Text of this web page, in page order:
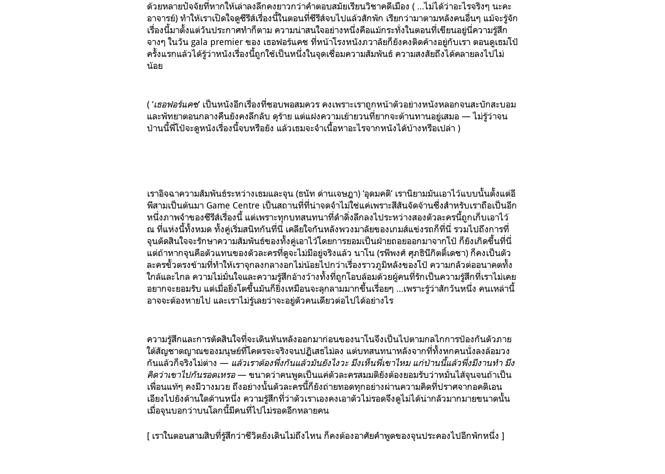
ด้วยหลายปัจจัยที่หากให้เล่าลงลึกคงยาวกว่าคำตอบสมัยเรียนวิชาคดีเมือง ( …ไม่ได้ว่าอะไรจริงๆ นะคะ
อาจารย์) ทำให้เราเปิดใจดูซีรีส์เรื่องนี้ในตอนที่ซีรีส์จบไปแล้วสักพัก เรียกว่ามาตามหลังคนอื่นๆ แม้จะรู้จัก
เรื่องนี้มาตั้งแต่วันประกาศทำก็ตาม ความน่าสนใจอย่างหนึ่งคือแม้กระทั่งในตอนที่เขียนอยู่นี่ความรู้สึก
จางๆ ในวัน gala premier ของ เธอฟอร์แคช ที่หน้าโรงหนังภวาลัยก็ยังคงติดค้างอยู่กับเรา ตอนดูเธมโป้
ครั้งแรกแล้วได้รู้ว่าหนังเรื่องนี้ถูกใช้เป็นหนึ่งในจุดเชื่อมความสัมพันธ์ ความสงสัยถึงได้คลายลงไปไม่
น้อย
( ‘เธอฟอร์แคช’ เป็นหนังอีกเรื่องที่ชอบพอสมควร คงเพราะเราถูกหน้าตัวอย่างหนังหลอกจนสะบักสะบอม
และพัทยาตอนกลางคืนยังคงลึกลับ ดุร้าย แต่แฝงความเย้ายวนที่ยากจะต้านทานอยู่เสมอ — ไม่รู้ว่าจน
ป่านนี้พี่โป้จะดูหนังเรื่องนี้จบหรือยัง แล้วเธมจะจำเนื้อหาอะไรจากหนังได้บ้างหรือเปล่า )
เราอิจฉาความสัมพันธ์ระหว่างเธมและจุน (ธนัท ด่านเจษฎา) ‘อุดมคติ’ เรานิยามมันเอาไว้แบบนั้นตั้งแต่อี
พีสามเป็นต้นมา Game Centre เป็นสถานที่ที่น่าจดจำไม่ใช่แค่เพราะสีสันจัดจ้านซึ่งสำหรับเราถือเป็นอีก
หนึ่งภาพจำของซีรีส์เรื่องนี้ แต่เพราะทุกบทสนทนาที่ดำดิ่งลึกลงไประหว่างสองตัวละครนี้ถูกเก็บเอาไว้
ณ ที่แห่งนี้ทั้งหมด ทั้งคู่เริ่มสนิทกันที่นี่ เคลียใจกันหลังพวงมาลัยของเกมส์แข่งรถก็ที่นี่ รวมไปถึงการที่
จุนตัดสินใจจะรักษาความสัมพันธ์ของทั้งคู่เอาไว้โดยการยอมเป็นฝ่ายถอยออกมาจากโป้ ก็ยังเกิดขึ้นที่นี่
แต่ถ้าหากจุนคือตัวแทนของตัวละครที่ดูจะไม่มีอยู่จริงแล้ว นาโน (รพีพงศ์ ศุภธินีกิตติ์เดชา) ก็คงเป็นตัว
ละครขั้วตรงข้ามที่ทำให้เราจุกลงกลางอกไม่น้อยไปกว่าเรื่องราวภูมิหลังของโป้ ความกลัวต่ออนาคตทั้ง
ใกล้และไกล ความไม่มั่นใจและความรู้สึกอ้างว้างทั้งที่ถูกโอบล้อมด้วยผู้คนที่รักเป็นความรู้สึกที่เราไม่เคย
อยากจะยอมรับ แต่เมื่อยิ่งโตขึ้นมันก็ยิ่งเหมือนจะลุกลามมากขึ้นเรื่อยๆ …เพราะรู้ว่าสักวันหนึ่ง คนเหล่านี้
อาจจะต้องหายไป และเราไม่รู้เลยว่าจะอยู่ตัวคนเดียวต่อไปได้อย่างไร
ความรู้สึกและการตัดสินใจที่จะเดินหันหลังออกมาก่อนของนาโนจึงเป็นไปตามกลไกการป้องกันตัวภาย
ใต้สัญชาตญาณของมนุษย์ที่โคตรจะจริงจนปฏิเสธไม่ลง แต่บทสนทนาหลังจากที่ทั้งหกคนนั่งลงล้อมวง
กันแล้วก็จริงไม่ต่าง — แล้วเราต้องพึ่งกันแล้วมันยังไงวะ มึงเห็นพี่เขาไหม แก่ป่านนี้แล้วพึ่งมีงานทำ มึง
คิดว่าเขาไปกันรอดเหรอ— ขนาดว่าคนพูดเป็นแค่ตัวละครสมมติยังต้องยอมรับว่าหมั่นไส้จุนจนถ้าเป็น
เพื่อนแท้ๆ คงมีวางมวย ถึงอย่างนั้นตัวละครนี้ก็ยังถ่ายทอดทุกอย่างผ่านความคิดที่ปราศจากอคติเอน
เอียงไปยังด้านใดด้านหนึ่ง ความรู้สึกที่ว่าตัวเราเองคงเอาตัวไม่รอดจึงดูไม่ได้น่ากลัวมากมายขนาดนั้น
เมื่อจุนบอกว่าบนโลกนี้มีคนที่ไปไม่รอดอีกหลายคน
[ เราในตอนสามสิบที่รู้สึกว่าชีวิตยังเดินไม่ถึงไหน ก็คงต้องอาศัยคำพูดของจุนประคองไปอีกพักหนึ่ง ]